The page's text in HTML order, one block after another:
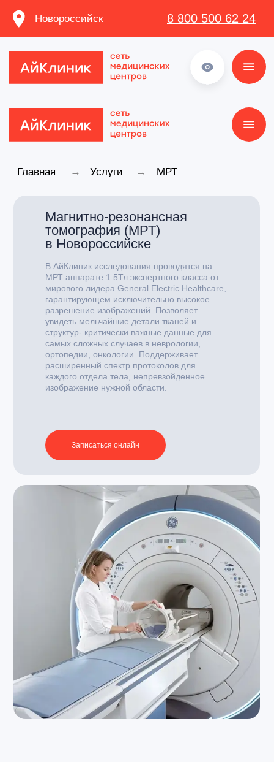
Новороссийск 8 800 500 62 24
Главная Услуги
→ МРТ
В АйКлиник исследования проводятся на
МРТ аппарате 1.5Тл экспертного класса от
мирового лидера General Electric Healthcare,
гарантирующем исключительно высокое
разрешение изображений. Позволяет
увидеть мельчайшие детали тканей и
структур- критически важные данные для
самых сложных случаев в неврологии,
ортопедии, онкологии. Поддерживает
расширенный спектр протоколов для
каждого отдела тела, непревзойденное
изображение нужной области.
Магнитно-резонансная
томография (МРТ)
в Новороссийске
Записаться онлайн